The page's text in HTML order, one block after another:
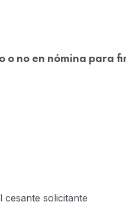
no en nómina para
cesante solicitante